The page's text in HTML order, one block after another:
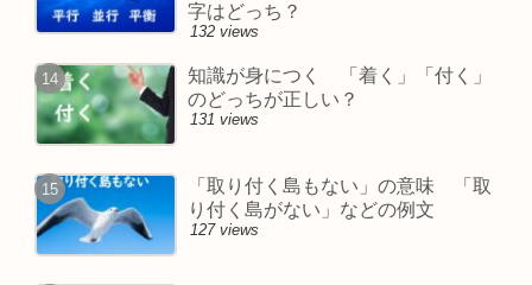
字はどっち？
132 views
知識が身につく 「着く」「付く」
のどっちが正しい？
131 views
「取り付く島もない」の意味 「取
り付く島がない」などの例文
127 views